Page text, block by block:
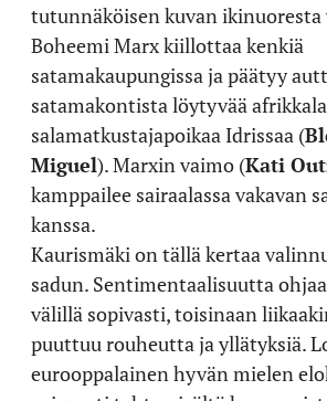
tutunnäköisen kuvan ikinuoresta
Boheemi Marx kiillottaa kenkiä
satamakaupungissa ja päätyy
satamakontista löytyvää
salamatkustajapoikaa Idrissaa (
Miguel). Marxin vaimo (Kati
kamppailee sairaalassa vakavan
kanssa.
Kaurismäki on tällä kertaa
sadun. Sentimentaalisuutta
välillä sopivasti, toisinaan
puuttuu rouheutta ja yllätyksiä.
eurooppalainen hyvän mielen